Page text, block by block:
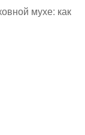
мухе: как